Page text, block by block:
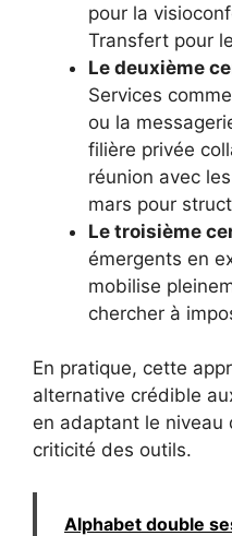
pour la
Transfert pour
Le deuxième
Services
ou la
filière privée
réunion avec
mars pour
Le troisième
émergents en
mobilise
chercher à
En pratique, cette
alternative crédible
en adaptant le niveau
criticité des outils.
Alphabet double